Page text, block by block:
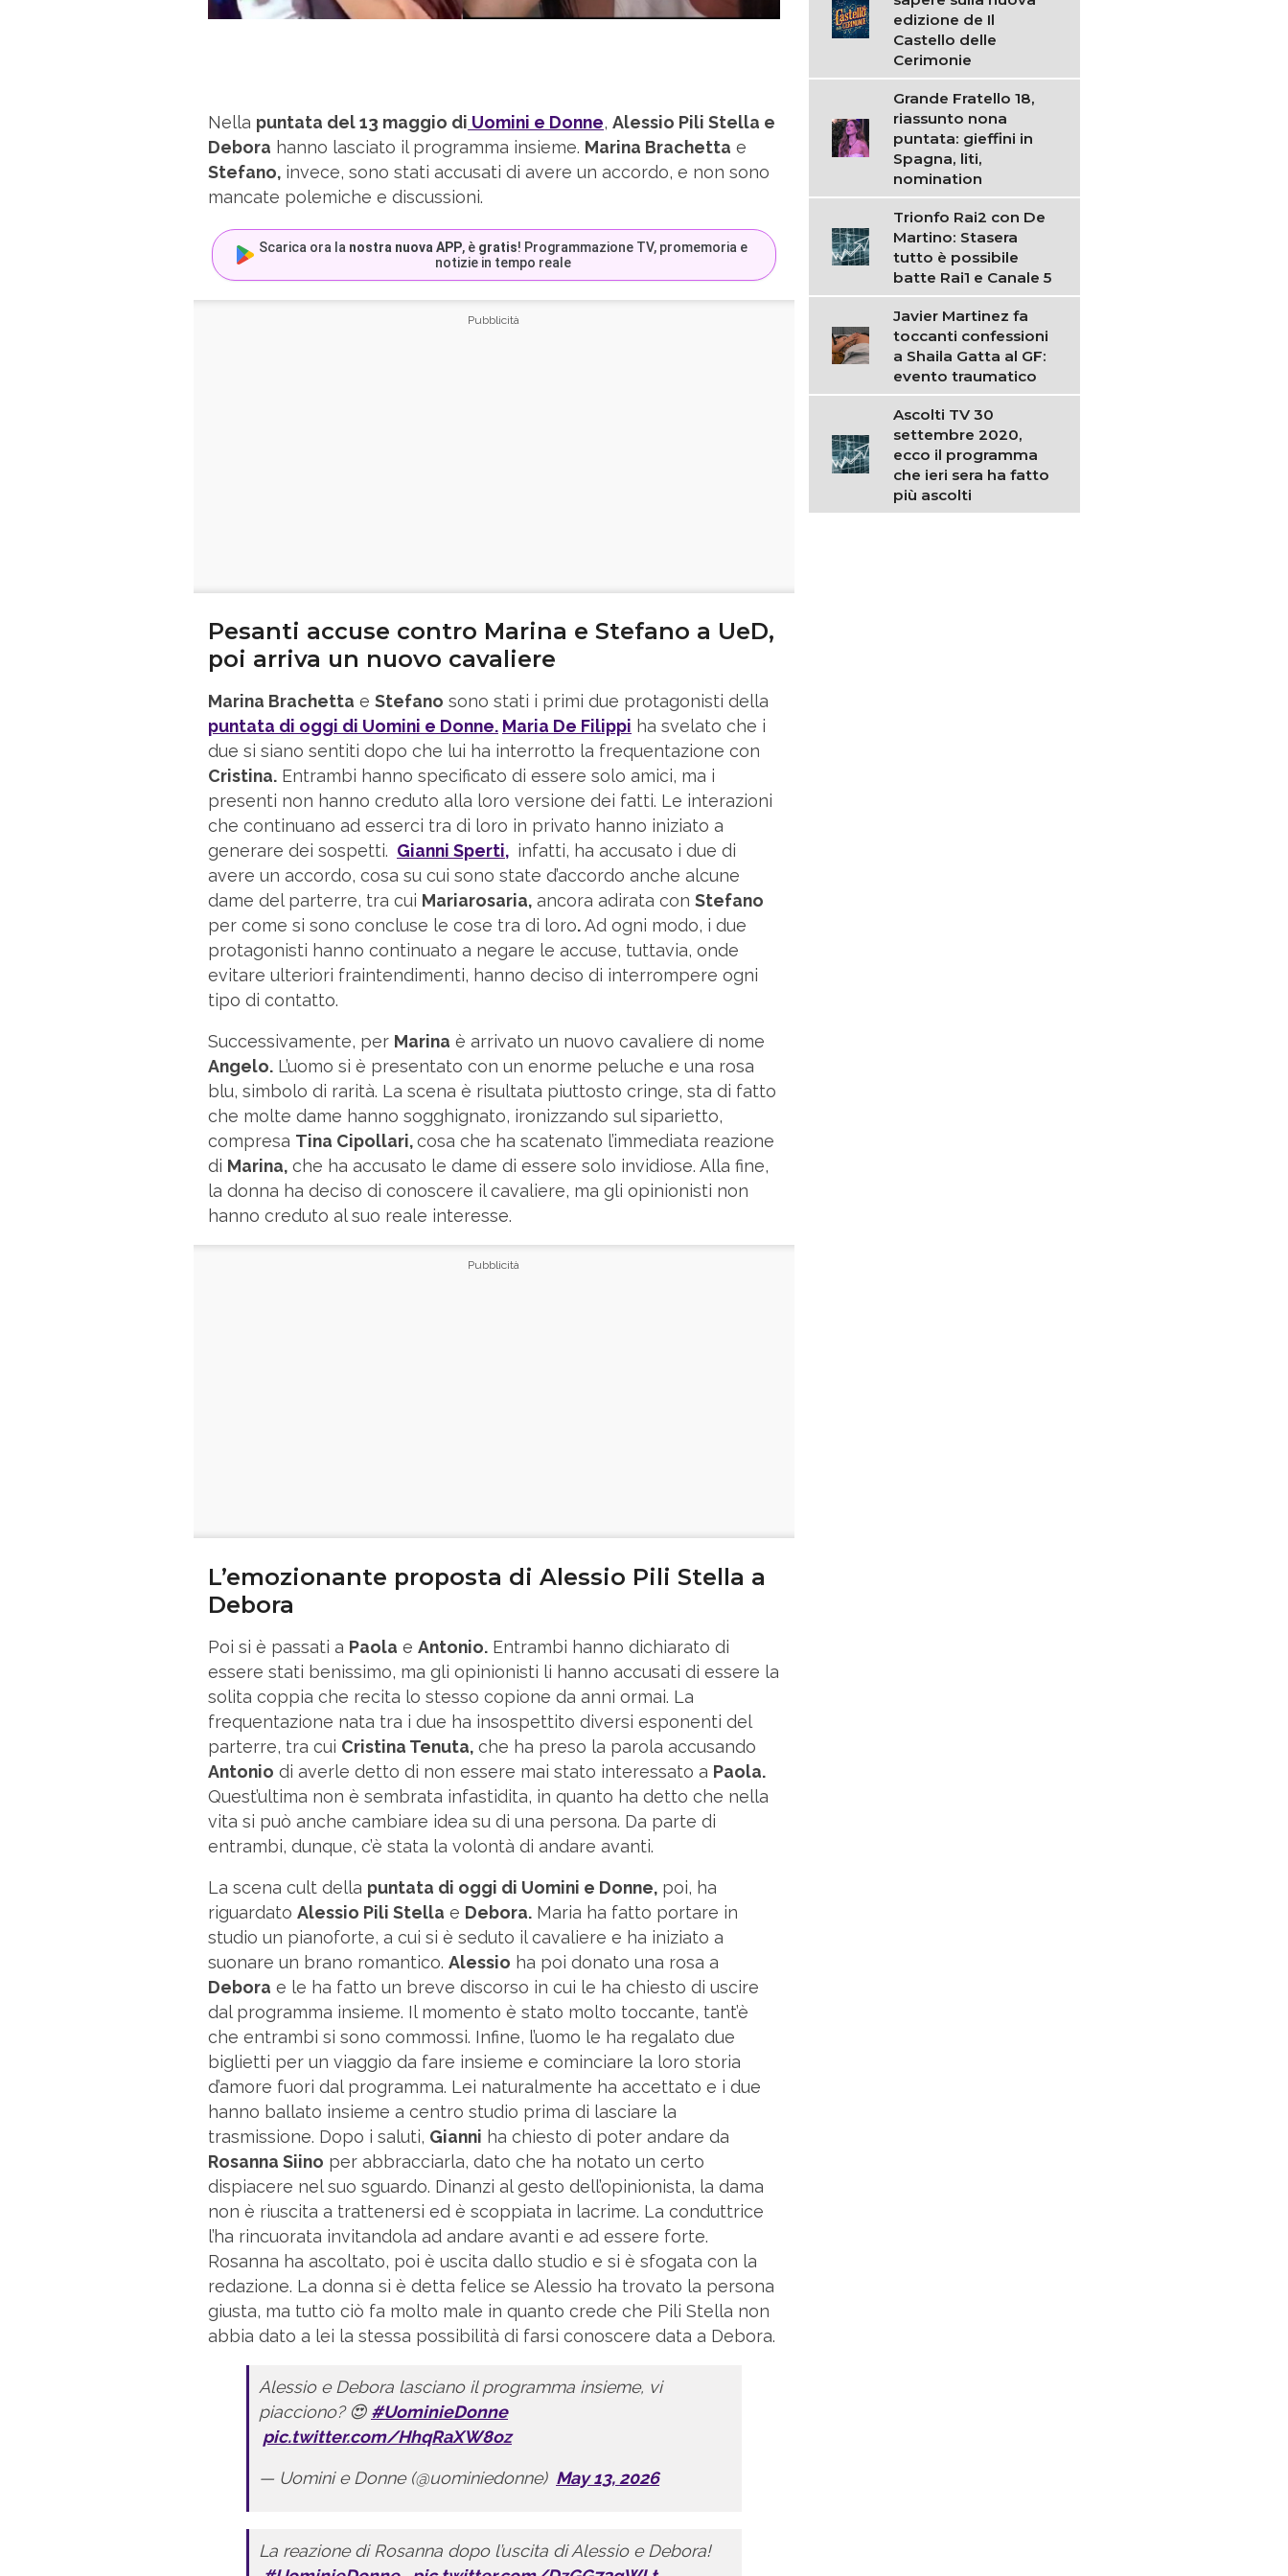
Nella puntata del 13 maggio di Uomini e Donne, Alessio Pili Stella e
Debora hanno lasciato il programma insieme. Marina Brachetta e
Stefano, invece, sono stati accusati di avere un accordo, e non sono
mancate polemiche e discussioni.
Scarica ora la nostra nuova APP, è gratis! Programmazione TV, promemoria e
notizie in tempo reale
Pesanti accuse contro Marina e Stefano a UeD,
poi arriva un nuovo cavaliere
Marina Brachetta e Stefano sono stati i primi due protagonisti della
puntata di oggi di Uomini e Donne. Maria De Filippi ha svelato che i
due si siano sentiti dopo che lui ha interrotto la frequentazione con
Cristina. Entrambi hanno specificato di essere solo amici, ma i
presenti non hanno creduto alla loro versione dei fatti. Le interazioni
che continuano ad esserci tra di loro in privato hanno iniziato a
generare dei sospetti. Gianni Sperti, infatti, ha accusato i due di
avere un accordo, cosa su cui sono state d’accordo anche alcune
dame del parterre, tra cui Mariarosaria, ancora adirata con Stefano
per come si sono concluse le cose tra di loro.Ad ogni modo, i due
protagonisti hanno continuato a negare le accuse, tuttavia, onde
evitare ulteriori fraintendimenti, hanno deciso di interrompere ogni
tipo di contatto.
Successivamente, per Marina è arrivato un nuovo cavaliere di nome
Angelo. L’uomo si è presentato con un enorme peluche e una rosa
blu, simbolo di rarità. La scena è risultata piuttosto cringe, sta di fatto
che molte dame hanno sogghignato, ironizzando sul siparietto,
compresa Tina Cipollari,cosa che ha scatenato l’immediata reazione
di Marina, che ha accusato le dame di essere solo invidiose. Alla fine,
la donna ha deciso di conoscere il cavaliere, ma gli opinionisti non
hanno creduto al suo reale interesse.
L’emozionante proposta di Alessio Pili Stella a
Debora
Poi si è passati a Paola e Antonio. Entrambi hanno dichiarato di
essere stati benissimo, ma gli opinionisti li hanno accusati di essere la
solita coppia che recita lo stesso copione da anni ormai. La
frequentazione nata tra i due ha insospettito diversi esponenti del
parterre, tra cui Cristina Tenuta, che ha preso la parola accusando
Antonio di averle detto di non essere mai stato interessato a Paola.
Quest’ultima non è sembrata infastidita, in quanto ha detto che nella
vita si può anche cambiare idea su di una persona. Da parte di
entrambi, dunque, c’è stata la volontà di andare avanti.
La scena cult della puntata di oggi di Uomini e Donne, poi, ha
riguardato Alessio Pili Stella e Debora. Maria ha fatto portare in
studio un pianoforte, a cui si è seduto il cavaliere e ha iniziato a
suonare un brano romantico. Alessio ha poi donato una rosa a
Debora e le ha fatto un breve discorso in cui le ha chiesto di uscire
dal programma insieme. Il momento è stato molto toccante, tant’è
che entrambi si sono commossi. Infine, l’uomo le ha regalato due
biglietti per un viaggio da fare insieme e cominciare la loro storia
d’amore fuori dal programma. Lei naturalmente ha accettato e i due
hanno ballato insieme a centro studio prima di lasciare la
trasmissione. Dopo i saluti, Gianni ha chiesto di poter andare da
Rosanna Siino per abbracciarla, dato che ha notato un certo
dispiacere nel suo sguardo. Dinanzi al gesto dell’opinionista, la dama
non è riuscita a trattenersi ed è scoppiata in lacrime. La conduttrice
l’ha rincuorata invitandola ad andare avanti e ad essere forte.
Rosanna ha ascoltato, poi è uscita dallo studio e si è sfogata con la
redazione. La donna si è detta felice se Alessio ha trovato la persona
giusta, ma tutto ciò fa molto male in quanto crede che Pili Stella non
abbia dato a lei la stessa possibilità di farsi conoscere data a Debora.
Alessio e Debora lasciano il programma insieme, vi
piacciono? 😍 #UominieDonne
pic.twitter.com/HhqRaXW8oz
— Uomini e Donne (@uominiedonne) May 13, 2026
La reazione di Rosanna dopo l’uscita di Alessio e Debora!
edizione de Il
Castello delle
Cerimonie
Grande Fratello 18,
riassunto nona
puntata: gieffini in
Spagna, liti,
nomination
Trionfo Rai2 con De
Martino: Stasera
tutto è possibile
batte Rai1 e Canale 5
Javier Martinez fa
toccanti confessioni
a Shaila Gatta al GF:
evento traumatico
Ascolti TV 30
settembre 2020,
ecco il programma
che ieri sera ha fatto
più ascolti